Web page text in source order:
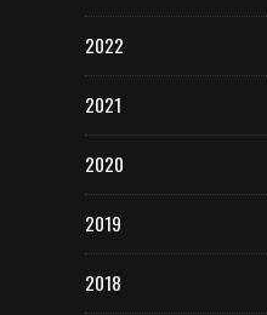
2022
2021
2020
2019
2018